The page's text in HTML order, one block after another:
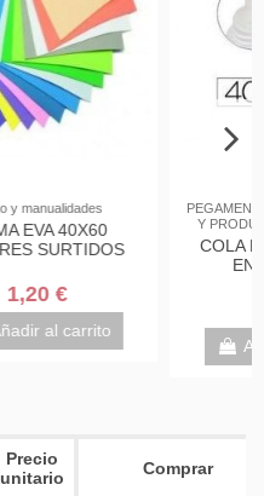
Complementos de oficina
Tijeras gran corte PLUS
OFFICE LUXE 9,5" 250MM
Añadir al carrito
Precio
unitario
Comprar